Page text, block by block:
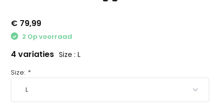
€ 79,99
2 Op voorraad
4 variaties Size : L
Size: *